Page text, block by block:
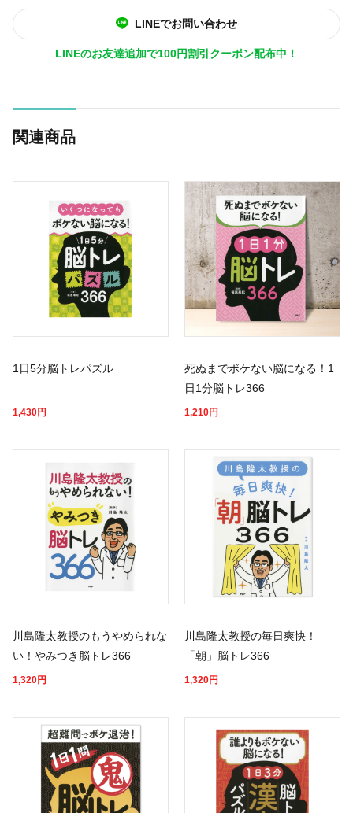
LINEでお問い合わせ
LINEのお友達追加で100円割引クーポン配布中！
関連商品
1日5分脳トレパズル
1,430円
死ぬまでボケない脳になる！1
日1分脳トレ366
1,210円
川島隆太教授のもうやめられな
い！やみつき脳トレ366
1,320円
川島隆太教授の毎日爽快！
「朝」脳トレ366
1,320円